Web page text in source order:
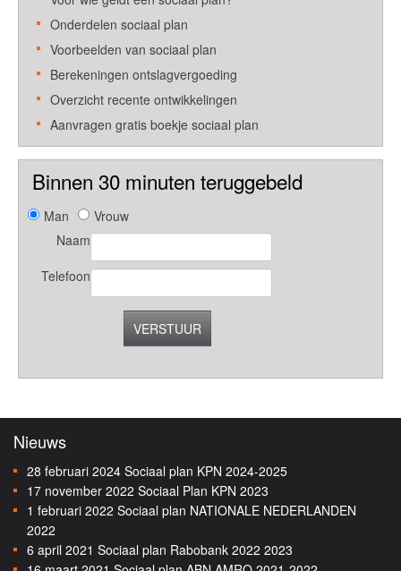
Onderdelen sociaal plan
Voorbeelden van sociaal plan
Berekeningen ontslagvergoeding
Overzicht recente ontwikkelingen
Aanvragen gratis boekje sociaal plan
Binnen 30 minuten teruggebeld
Man
Vrouw
Naam
Telefoon
VERSTUUR
Nieuws
28 februari 2024 Sociaal plan KPN 2024-2025
17 november 2022 Sociaal Plan KPN 2023
1 februari 2022 Sociaal plan NATIONALE NEDERLANDEN
2022
6 april 2021 Sociaal plan Rabobank 2022 2023